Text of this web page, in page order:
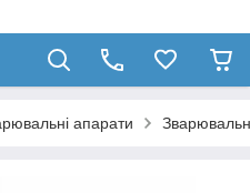
апарати